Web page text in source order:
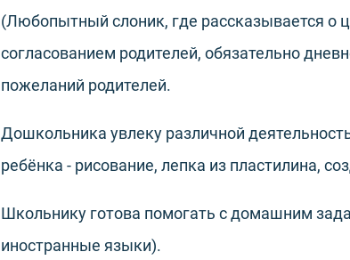
(Любопытный слоник, где рассказывается о
согласованием родителей, обязательно
пожеланий родителей.
Дошкольника увлеку различной
ребёнка - рисование, лепка из пластилина,
Школьнику готова помогать с домашним
иностранные языки).